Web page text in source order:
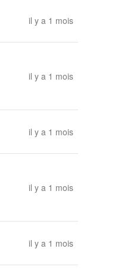
il y a 1 mois
il y a 1 mois
il y a 1 mois
il y a 1 mois
il y a 1 mois